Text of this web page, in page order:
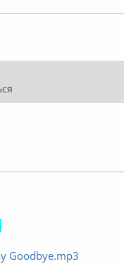
Goodbye.mp3